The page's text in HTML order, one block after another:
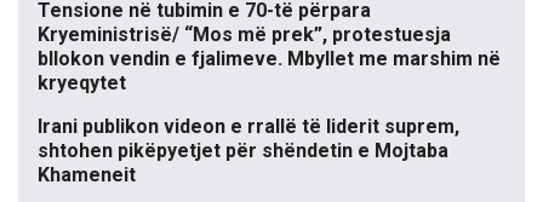
Tensione në tubimin e 70-të përpara
Kryeministrisë/ “Mos më prek”, protestuesja
bllokon vendin e fjalimeve. Mbyllet me marshim në
kryeqytet
Irani publikon videon e rrallë të liderit suprem,
shtohen pikëpyetjet për shëndetin e Mojtaba
Khameneit